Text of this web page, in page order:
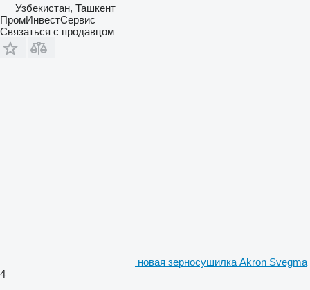
Узбекистан, Ташкент
ПромИнвестСервис
Связаться с продавцом
новая зерносушилка Akron Svegma
4